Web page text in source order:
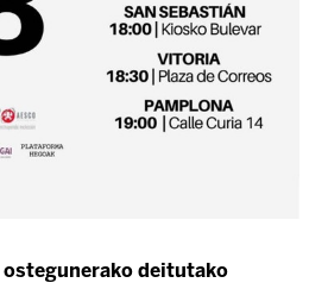
ostegunerako deitutako